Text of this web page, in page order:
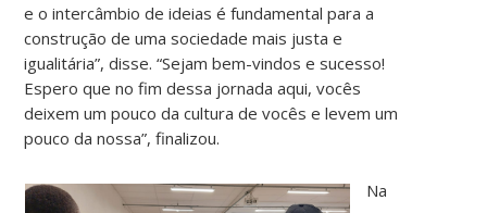
e o intercâmbio de ideias é fundamental para a
construção de uma sociedade mais justa e
igualitária”, disse. “Sejam bem-vindos e sucesso!
Espero que no fim dessa jornada aqui, vocês
deixem um pouco da cultura de vocês e levem um
pouco da nossa”, finalizou.
Na